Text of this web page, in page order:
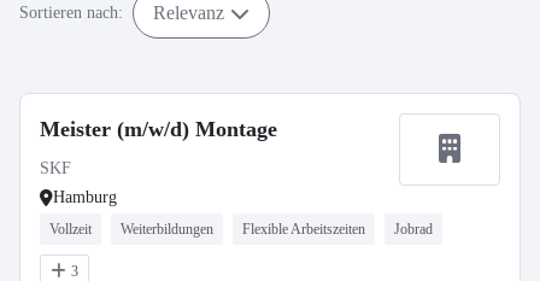
Sortieren nach: Relevanz
Meister (m/w/d) Montage
SKF
Hamburg
Vollzeit Weiterbildungen Flexible Arbeitszeiten Jobrad
3